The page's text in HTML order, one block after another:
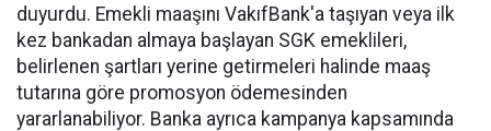
duyurdu. Emekli maaşını VakıfBank'a taşıyan veya ilk
kez bankadan almaya başlayan SGK emeklileri,
belirlenen şartları yerine getirmeleri halinde maaş
tutarına göre promosyon ödemesinden
yararlanabiliyor. Banka ayrıca kampanya kapsamında